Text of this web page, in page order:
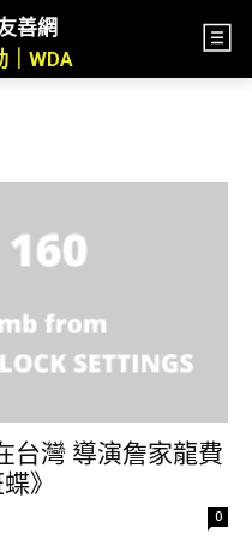
善網
｜WDA
台灣 導演詹家龍費
》
0